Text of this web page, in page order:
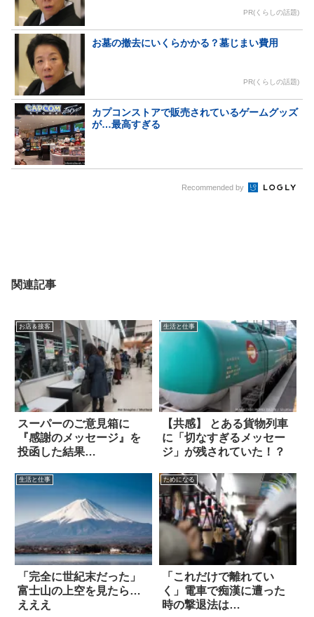
PR(くらしの話題)
お墓の撤去にいくらかかる？墓じまい費用
PR(くらしの話題)
カプコンストアで販売されているゲームグッズ
が…最高すぎる
Recommended by
関連記事
お店＆接客
スーパーのご意見箱に
『感謝のメッセージ』を
投函した結果…
生活と仕事
【共感】 とある貨物列車
に「切なすぎるメッセー
ジ」が残されていた！？
生活と仕事
「完全に世紀末だった」
富士山の上空を見たら…
えええ
ためになる
「これだけで離れてい
く」電車で痴漢に遭った
時の撃退法は…